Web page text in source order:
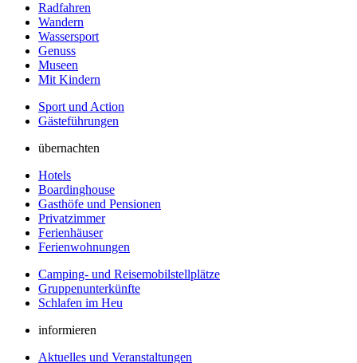
Radfahren
Wandern
Wassersport
Genuss
Museen
Mit Kindern
Sport und Action
Gästeführungen
übernachten
Hotels
Boardinghouse
Gasthöfe und Pensionen
Privatzimmer
Ferienhäuser
Ferienwohnungen
Camping- und Reisemobilstellplätze
Gruppenunterkünfte
Schlafen im Heu
informieren
Aktuelles und Veranstaltungen